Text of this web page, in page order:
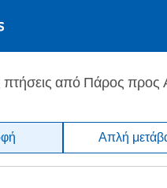
πτήσεις από Πάρος προς
Απλή